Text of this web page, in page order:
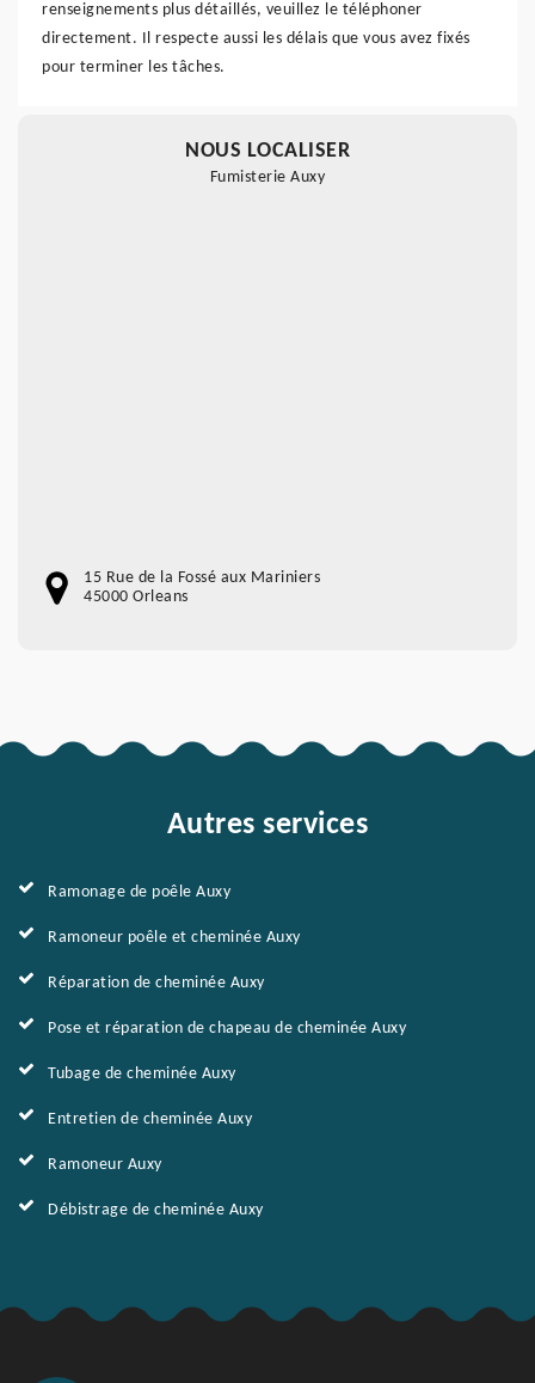
renseignements plus détaillés, veuillez le téléphoner
directement. Il respecte aussi les délais que vous avez fixés
pour terminer les tâches.
NOUS LOCALISER
Fumisterie Auxy
15 Rue de la Fossé aux Mariniers
45000 Orleans
Autres services
Ramonage de poêle Auxy
Ramoneur poêle et cheminée Auxy
Réparation de cheminée Auxy
Pose et réparation de chapeau de cheminée Auxy
Tubage de cheminée Auxy
Entretien de cheminée Auxy
Ramoneur Auxy
Débistrage de cheminée Auxy